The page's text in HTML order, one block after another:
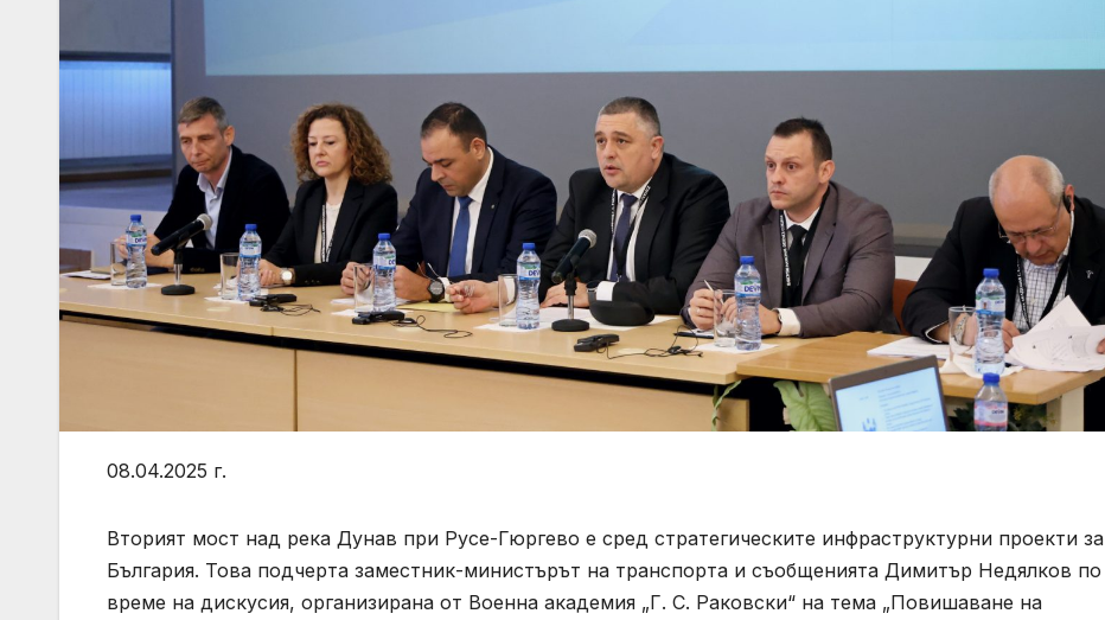
08.04.2025 г.
Вторият мост над река Дунав при Русе-Гюргево е сред стратегическите инфраструктурни проекти за
България. Това подчерта заместник-министърът на транспорта и съобщенията Димитър Недялков по
време на дискусия, организирана от Военна академия „Г. С. Раковски“ на тема „Повишаване на